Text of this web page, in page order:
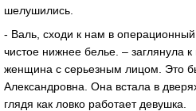
шелушились.
- Валь, сходи к нам в
чистое нижнее белье. – заглянула
женщина с серьезным лицом. Это
Александровна. Она встала в
глядя как ловко работает девушка.